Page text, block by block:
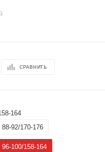
СРАВНИТЬ
164
88-92/170-176
96-100/158-164